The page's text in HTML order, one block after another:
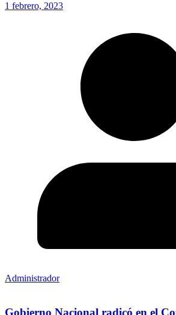
1 febrero, 2023
Administrador
Gobierno Nacional radicó en el